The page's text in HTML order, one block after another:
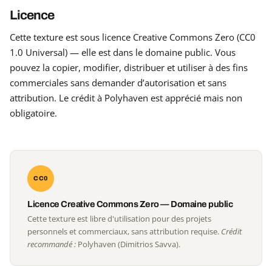
Licence
Cette texture est sous licence Creative Commons Zero (CC0
1.0 Universal) — elle est dans le domaine public. Vous
pouvez la copier, modifier, distribuer et utiliser à des fins
commerciales sans demander d’autorisation et sans
attribution. Le crédit à Polyhaven est apprécié mais non
obligatoire.
CC0
Licence Creative Commons Zero — Domaine public
Cette texture est libre d'utilisation pour des projets
personnels et commerciaux, sans attribution requise. Crédit
recommandé : Polyhaven (Dimitrios Savva).